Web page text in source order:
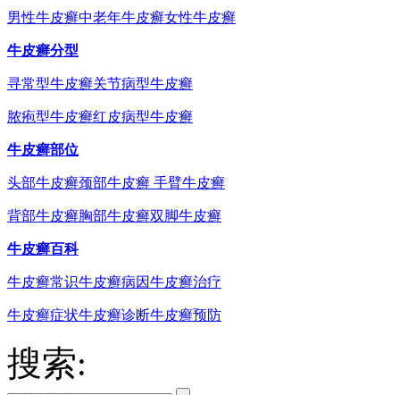
男性牛皮癣中老年牛皮癣女性牛皮癣
牛皮癣分型
寻常型牛皮癣关节病型牛皮癣
脓疱型牛皮癣红皮病型牛皮癣
牛皮癣部位
头部牛皮癣颈部牛皮癣 手臂牛皮癣
背部牛皮癣胸部牛皮癣双脚牛皮癣
牛皮癣百科
牛皮癣常识牛皮癣病因牛皮癣治疗
牛皮癣症状牛皮癣诊断牛皮癣预防
搜索: